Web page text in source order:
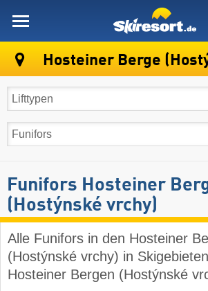
Hosteiner Berge
Funifors Hosteiner
(Hostýnské vrchy)
Alle Funifors in den Hosteiner
(Hostýnské vrchy) in
Hosteiner Bergen (Hostýnské